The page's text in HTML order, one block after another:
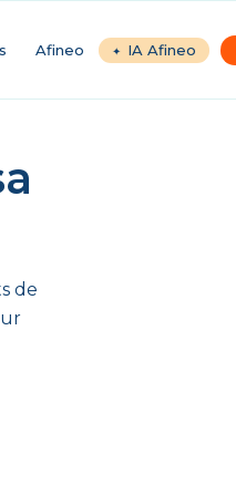
Afineo IA Afineo
de